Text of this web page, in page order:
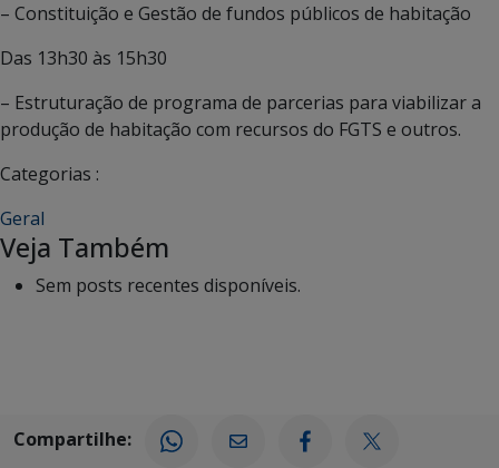
– Constituição e Gestão de fundos públicos de habitação
Das 13h30 às 15h30
– Estruturação de programa de parcerias para viabilizar a
produção de habitação com recursos do FGTS e outros.
Categorias :
Geral
Veja Também
Sem posts recentes disponíveis.
Compartilhe: